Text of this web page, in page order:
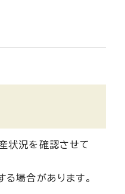
状況を確認させて
場合があります。